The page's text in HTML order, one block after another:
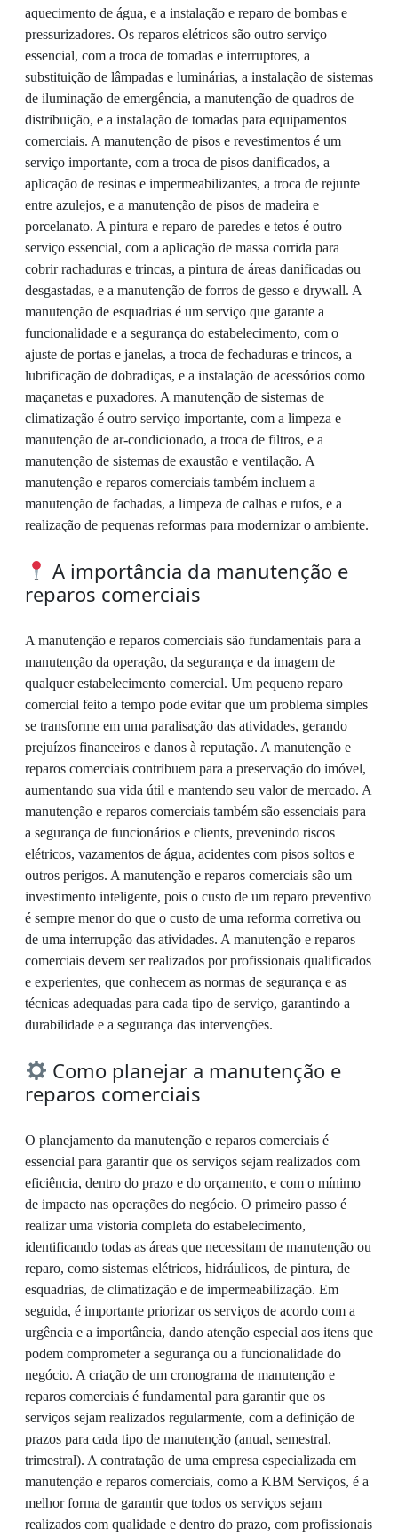
aquecimento de água, e a instalação e reparo de bombas e
pressurizadores. Os reparos elétricos são outro serviço
essencial, com a troca de tomadas e interruptores, a
substituição de lâmpadas e luminárias, a instalação de sistemas
de iluminação de emergência, a manutenção de quadros de
distribuição, e a instalação de tomadas para equipamentos
comerciais. A manutenção de pisos e revestimentos é um
serviço importante, com a troca de pisos danificados, a
aplicação de resinas e impermeabilizantes, a troca de rejunte
entre azulejos, e a manutenção de pisos de madeira e
porcelanato. A pintura e reparo de paredes e tetos é outro
serviço essencial, com a aplicação de massa corrida para
cobrir rachaduras e trincas, a pintura de áreas danificadas ou
desgastadas, e a manutenção de forros de gesso e drywall. A
manutenção de esquadrias é um serviço que garante a
funcionalidade e a segurança do estabelecimento, com o
ajuste de portas e janelas, a troca de fechaduras e trincos, a
lubrificação de dobradiças, e a instalação de acessórios como
maçanetas e puxadores. A manutenção de sistemas de
climatização é outro serviço importante, com a limpeza e
manutenção de ar-condicionado, a troca de filtros, e a
manutenção de sistemas de exaustão e ventilação. A
manutenção e reparos comerciais também incluem a
manutenção de fachadas, a limpeza de calhas e rufos, e a
realização de pequenas reformas para modernizar o ambiente.
A importância da manutenção e
reparos comerciais
A manutenção e reparos comerciais são fundamentais para a
manutenção da operação, da segurança e da imagem de
qualquer estabelecimento comercial. Um pequeno reparo
comercial feito a tempo pode evitar que um problema simples
se transforme em uma paralisação das atividades, gerando
prejuízos financeiros e danos à reputação. A manutenção e
reparos comerciais contribuem para a preservação do imóvel,
aumentando sua vida útil e mantendo seu valor de mercado. A
manutenção e reparos comerciais também são essenciais para
a segurança de funcionários e clients, prevenindo riscos
elétricos, vazamentos de água, acidentes com pisos soltos e
outros perigos. A manutenção e reparos comerciais são um
investimento inteligente, pois o custo de um reparo preventivo
é sempre menor do que o custo de uma reforma corretiva ou
de uma interrupção das atividades. A manutenção e reparos
comerciais devem ser realizados por profissionais qualificados
e experientes, que conhecem as normas de segurança e as
técnicas adequadas para cada tipo de serviço, garantindo a
durabilidade e a segurança das intervenções.
Como planejar a manutenção e
reparos comerciais
O planejamento da manutenção e reparos comerciais é
essencial para garantir que os serviços sejam realizados com
eficiência, dentro do prazo e do orçamento, e com o mínimo
de impacto nas operações do negócio. O primeiro passo é
realizar uma vistoria completa do estabelecimento,
identificando todas as áreas que necessitam de manutenção ou
reparo, como sistemas elétricos, hidráulicos, de pintura, de
esquadrias, de climatização e de impermeabilização. Em
seguida, é importante priorizar os serviços de acordo com a
urgência e a importância, dando atenção especial aos itens que
podem comprometer a segurança ou a funcionalidade do
negócio. A criação de um cronograma de manutenção e
reparos comerciais é fundamental para garantir que os
serviços sejam realizados regularmente, com a definição de
prazos para cada tipo de manutenção (anual, semestral,
trimestral). A contratação de uma empresa especializada em
manutenção e reparos comerciais, como a KBM Serviços, é a
melhor forma de garantir que todos os serviços sejam
realizados com qualidade e dentro do prazo, com profissionais